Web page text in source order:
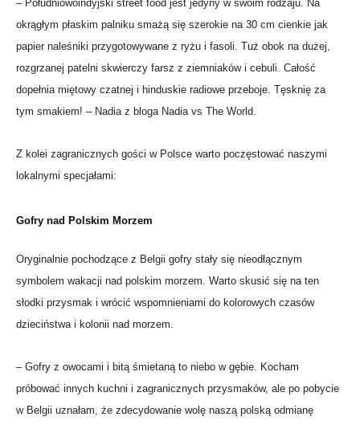
– Południowoindyjski street food jest jedyny w swoim rodzaju. Na
okrągłym płaskim palniku smażą się szerokie na 30 cm cienkie jak
papier naleśniki przygotowywane z ryżu i fasoli. Tuż obok na dużej,
rozgrzanej patelni skwierczy farsz z ziemniaków i cebuli. Całość
dopełnia miętowy czatnej i hinduskie radiowe przeboje. Tęsknię za
tym smakiem! – Nadia z bloga Nadia vs The World.
Z kolei zagranicznych gości w Polsce warto poczęstować naszymi
lokalnymi specjałami:
Gofry nad Polskim Morzem
Oryginalnie pochodzące z Belgii gofry stały się nieodłącznym
symbolem wakacji nad polskim morzem. Warto skusić się na ten
słodki przysmak i wrócić wspomnieniami do kolorowych czasów
dzieciństwa i kolonii nad morzem.
– Gofry z owocami i bitą śmietaną to niebo w gębie. Kocham
próbować innych kuchni i zagranicznych przysmaków, ale po pobycie
w Belgii uznałam, że zdecydowanie wolę naszą polską odmianę